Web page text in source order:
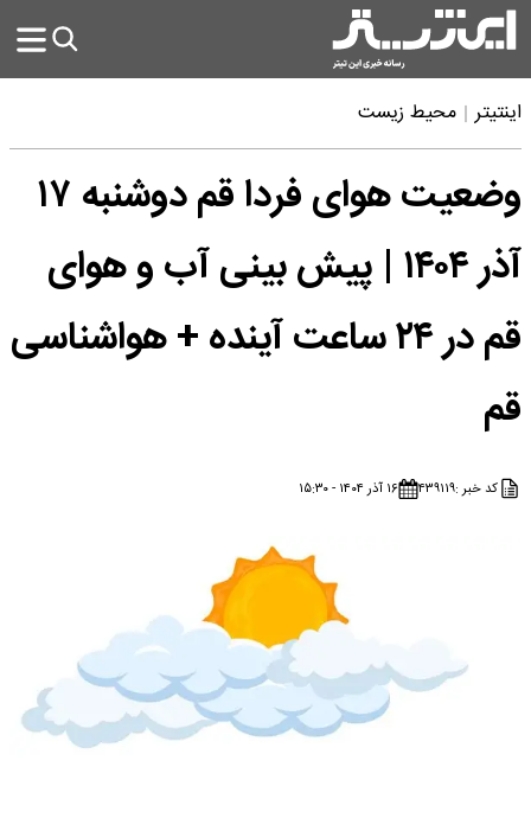
اینتیتر محیط زیست
وضعیت هوای فردا قم دوشنبه ۱۷
آذر ۱۴۰۴ | پیش بینی آب و هوای
قم در ۲۴ ساعت آینده + هواشناسی
قم
کد خبر :۴۳۹۱۱۹ ۱۶ آذر ۱۴۰۴ - ۱۵:۳۰